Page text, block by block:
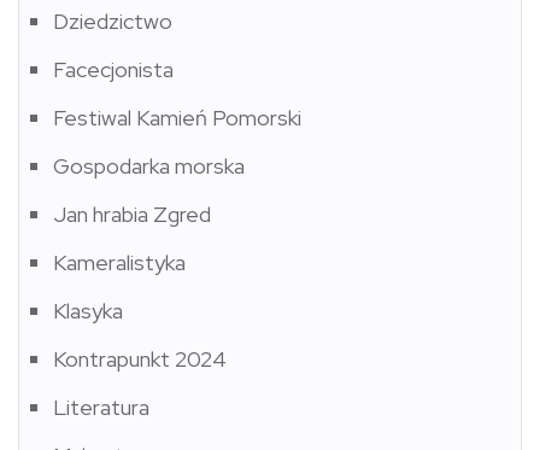
Dziedzictwo
Facecjonista
Festiwal Kamień Pomorski
Gospodarka morska
Jan hrabia Zgred
Kameralistyka
Klasyka
Kontrapunkt 2024
Literatura